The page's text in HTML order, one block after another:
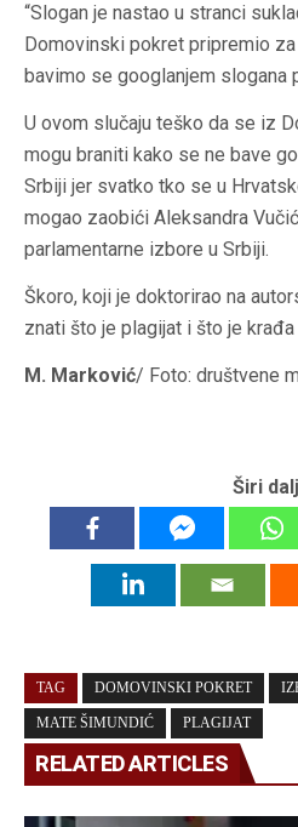
“Slogan je nastao u stranci
Domovinski pokret pripremio
bavimo se googlanjem slogana
U ovom slučaju teško da se iz
mogu braniti kako se ne bave
Srbiji jer svatko tko se u
mogao zaobići Aleksandra
parlamentarne izbore u Srbiji.
Škoro, koji je doktorirao na
znati što je plagijat i što je
M. Marković/ Foto: društvene
Širi
TAG DOMOVINSKI POKRET
MATE ŠIMUNDIĆ PLAGIJAT
RELATED ARTICLES